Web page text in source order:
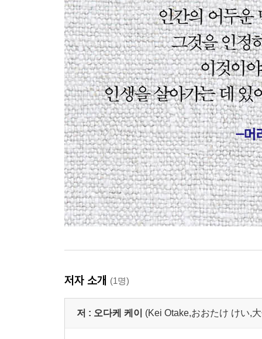
저자 소개 (1명)
저 : 오다케 케이 (Kei Otake,おおたけ けい,